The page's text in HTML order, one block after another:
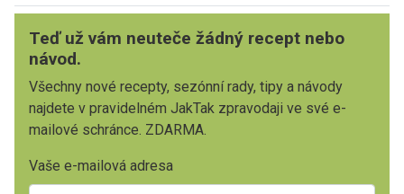
Teď už vám neuteče žádný recept nebo
návod.
Všechny nové recepty, sezónní rady, tipy a návody
najdete v pravidelném JakTak zpravodaji ve své e-
mailové schránce. ZDARMA.
Vaše e-mailová adresa